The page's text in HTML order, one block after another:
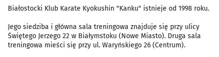
Białostocki Klub Karate Kyokushin "Kanku" istnieje od 1998 roku.
Jego siedziba i główna sala treningowa znajduje się przy ulicy
Świętego Jerzego 22 w Białymstoku (Nowe Miasto). Druga sala
treningowa mieści się przy ul. Waryńskiego 26 (Centrum).